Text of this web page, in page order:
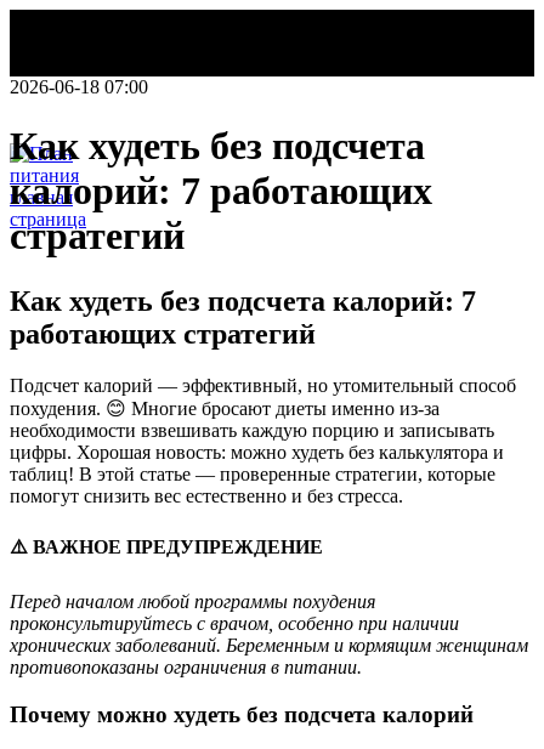
НОВОСТИ
мир легче!
План
2026-06-18 07:00
Как худеть без подсчета
калорий: 7 работающих
стратегий
Как худеть без подсчета калорий: 7
работающих стратегий
Подсчет калорий — эффективный, но утомительный способ
похудения. 😊 Многие бросают диеты именно из-за
необходимости взвешивать каждую порцию и записывать
цифры. Хорошая новость: можно худеть без калькулятора и
таблиц! В этой статье — проверенные стратегии, которые
помогут снизить вес естественно и без стресса.
⚠️ ВАЖНОЕ ПРЕДУПРЕЖДЕНИЕ
Перед началом любой программы похудения
проконсультируйтесь с врачом, особенно при наличии
хронических заболеваний. Беременным и кормящим женщинам
противопоказаны ограничения в питании.
Почему можно худеть без подсчета калорий